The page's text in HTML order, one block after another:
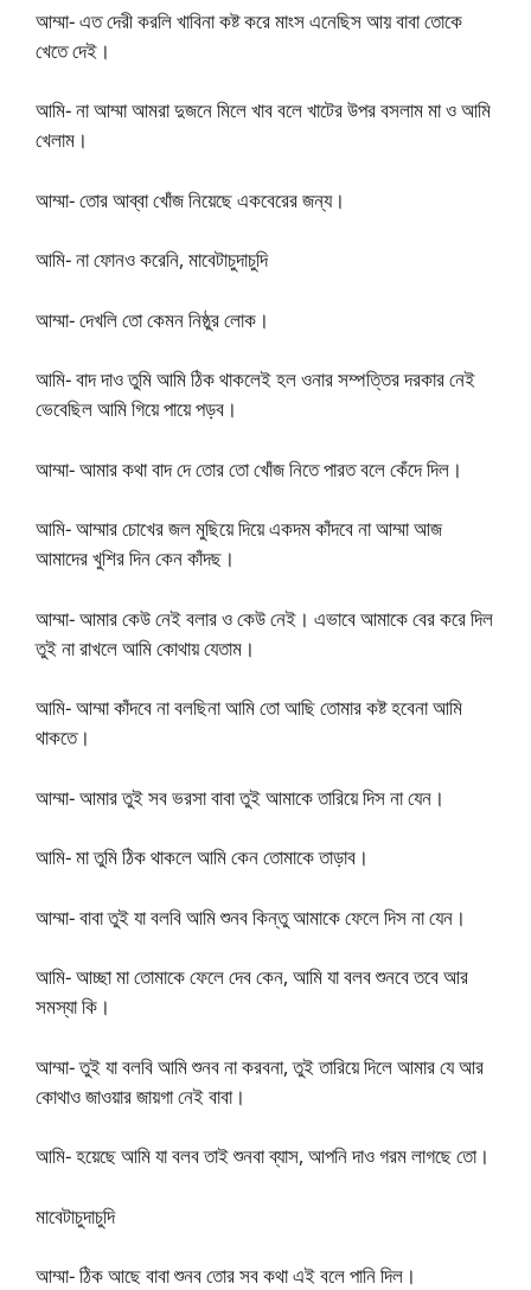
আম্মা- এত দেরী করলি খাবিনা কষ্ট করে মাংস এনেছিস আয় বাবা তোকে
খেতে দেই।
আমি- না আম্মা আমরা দুজনে মিলে খাব বলে খাটের উপর বসলাম মা ও আমি
খেলাম।
আম্মা- তোর আব্বা খোঁজ নিয়েছে একবেরের জন্য।
আমি- না ফোনও করেনি, মাবেটাচুদাচুদি
আম্মা- দেখলি তো কেমন নিষ্ঠুর লোক।
আমি- বাদ দাও তুমি আমি ঠিক থাকলেই হল ওনার সম্পত্তির দরকার নেই
ভেবেছিল আমি গিয়ে পায়ে পড়ব।
আম্মা- আমার কথা বাদ দে তোর তো খোঁজ নিতে পারত বলে কেঁদে দিল।
আমি- আম্মার চোখের জল মুছিয়ে দিয়ে একদম কাঁদবে না আম্মা আজ
আমাদের খুশির দিন কেন কাঁদছ।
আম্মা- আমার কেউ নেই বলার ও কেউ নেই। এভাবে আমাকে বের করে দিল
তুই না রাখলে আমি কোথায় যেতাম।
আমি- আম্মা কাঁদবে না বলছিনা আমি তো আছি তোমার কষ্ট হবেনা আমি
থাকতে।
আম্মা- আমার তুই সব ভরসা বাবা তুই আমাকে তারিয়ে দিস না যেন।
আমি- মা তুমি ঠিক থাকলে আমি কেন তোমাকে তাড়াব।
আম্মা- বাবা তুই যা বলবি আমি শুনব কিন্তু আমাকে ফেলে দিস না যেন।
আমি- আচ্ছা মা তোমাকে ফেলে দেব কেন, আমি যা বলব শুনবে তবে আর
সমস্যা কি।
আম্মা- তুই যা বলবি আমি শুনব না করবনা, তুই তারিয়ে দিলে আমার যে আর
কোথাও জাওয়ার জায়গা নেই বাবা।
আমি- হয়েছে আমি যা বলব তাই শুনবা ব্যাস, আপনি দাও গরম লাগছে তো।
মাবেটাচুদাচুদি
আম্মা- ঠিক আছে বাবা শুনব তোর সব কথা এই বলে পানি দিল।